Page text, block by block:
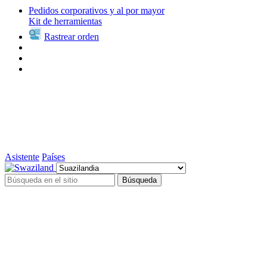
Pedidos corporativos y al por mayor
Kit de herramientas
Rastrear orden
Asistente Países
Búsqueda